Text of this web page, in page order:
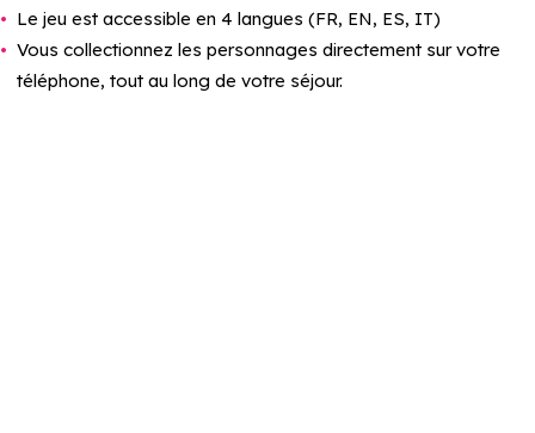
Le jeu est accessible en 4 langues (FR, EN, ES, IT)
Vous collectionnez les personnages directement sur votre
téléphone, tout au long de votre séjour.